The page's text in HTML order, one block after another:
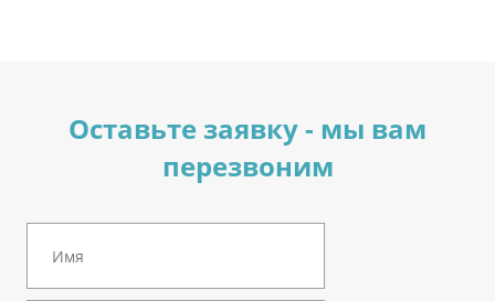
Оставьте заявку - мы вам
перезвоним